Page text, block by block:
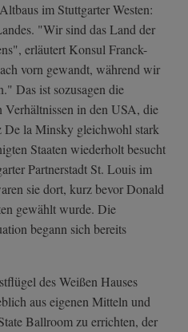
im Stuttgarter Westen:
"Wir sind das Land der
erläutert Konsul Franck-
vorn gewandt, während wir
Das ist sozusagen die
Verhältnissen in den USA, die
De la Minsky gleichwohl stark
Staaten wiederholt besucht
Partnerstadt St. Louis im
sie dort, kurz bevor Donald
gewählt wurde. Die
begann sich bereits
des Weißen Hauses
aus eigenen Mitteln und
Ballroom zu errichten, der